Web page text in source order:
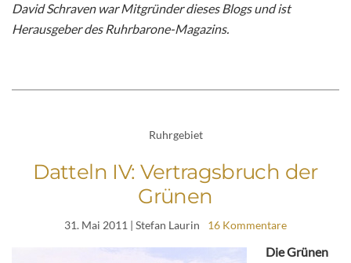
David Schraven war Mitgründer dieses Blogs und ist
Herausgeber des Ruhrbarone-Magazins.
Ruhrgebiet
Datteln IV: Vertragsbruch der
Grünen
31. Mai 2011 | Stefan Laurin 16 Kommentare
Die Grünen